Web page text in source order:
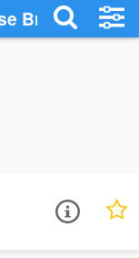
Bruciate -